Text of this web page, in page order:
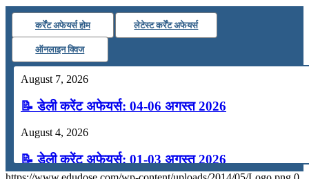
कर्रेंट अफेयर्स होम लेटेस्ट कर्रेंट अफेयर्स
ऑनलाइन क्विज
August 7, 2026
📝 डेली करेंट अफेयर्स: 04-06 अगस्त 2026
August 4, 2026
📝 डेली करेंट अफेयर्स: 01-03 अगस्त 2026